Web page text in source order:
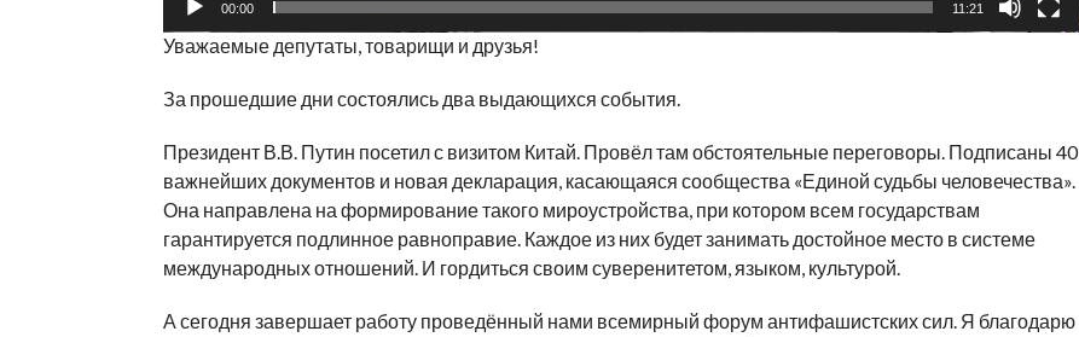
00:00 11:21
Уважаемые депутаты, товарищи и друзья!
За прошедшие дни состоялись два выдающихся события.
Президент В.В. Путин посетил с визитом Китай. Провёл там обстоятельные переговоры. Подписаны 40
важнейших документов и новая декларация, касающаяся сообщества «Единой судьбы человечества».
Она направлена на формирование такого мироустройства, при котором всем государствам
гарантируется подлинное равноправие. Каждое из них будет занимать достойное место в системе
международных отношений. И гордиться своим суверенитетом, языком, культурой.
А сегодня завершает работу проведённый нами всемирный форум антифашистских сил. Я благодарю